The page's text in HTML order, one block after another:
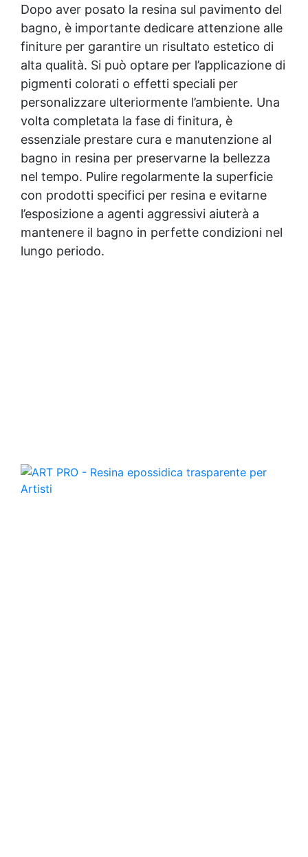
richiedono pavimenti resistenti e di qualità superiore.
La quantità di flakes dipende dal design scelto
(copertura parziale o totale). Il consumo consigliato
di 0,15–0,2 kg/m² si basa su una copertura parziale.
Per una copertura totale, è necessario raddoppiare
la quantità consigliata. Sparta Top: Consumo
consigliato: 0,2 kg/m². Si prega di rispettare questa
indicazione, poiché la quantità del prodotto è
calcolata in base a questo consumo. ​
Dopo aver posato la resina sul pavimento del
bagno, è importante dedicare attenzione alle
finiture per garantire un risultato estetico di
alta qualità. Si può optare per l’applicazione di
pigmenti colorati o effetti speciali per
personalizzare ulteriormente l’ambiente. Una
volta completata la fase di finitura, è
essenziale prestare cura e manutenzione al
bagno in resina per preservarne la bellezza
nel tempo. Pulire regolarmente la superficie
con prodotti specifici per resina e evitarne
l’esposizione a agenti aggressivi aiuterà a
mantenere il bagno in perfette condizioni nel
lungo periodo.